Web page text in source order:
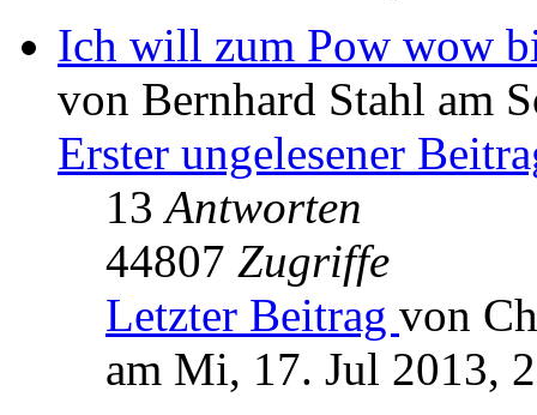
Ich will zum Pow wow
von Bernhard Stahl am
Erster ungelesener
13Antworten
44807 Zugriffe
Letzter Beitrag von
am Mi, 17. Jul 2013,